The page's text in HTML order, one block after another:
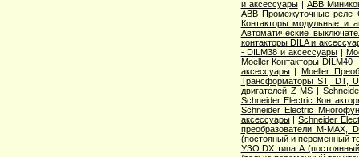
и аксессуары|ABB
ABB Промежуточные реле
Контакторы модульные и
Автоматические
контакторы DILA и
- DILM38 и аксессуары |
Moeller Контакторы DILM40
аксессуары|Moeller
Трансформаторы ST, DT,
двигателей Z-MS|
Schneider Electric
Schneider Electric
аксессуары|Schneider
преобразователи M-MAX,
(постояный и переменный
УЗО DX типа А